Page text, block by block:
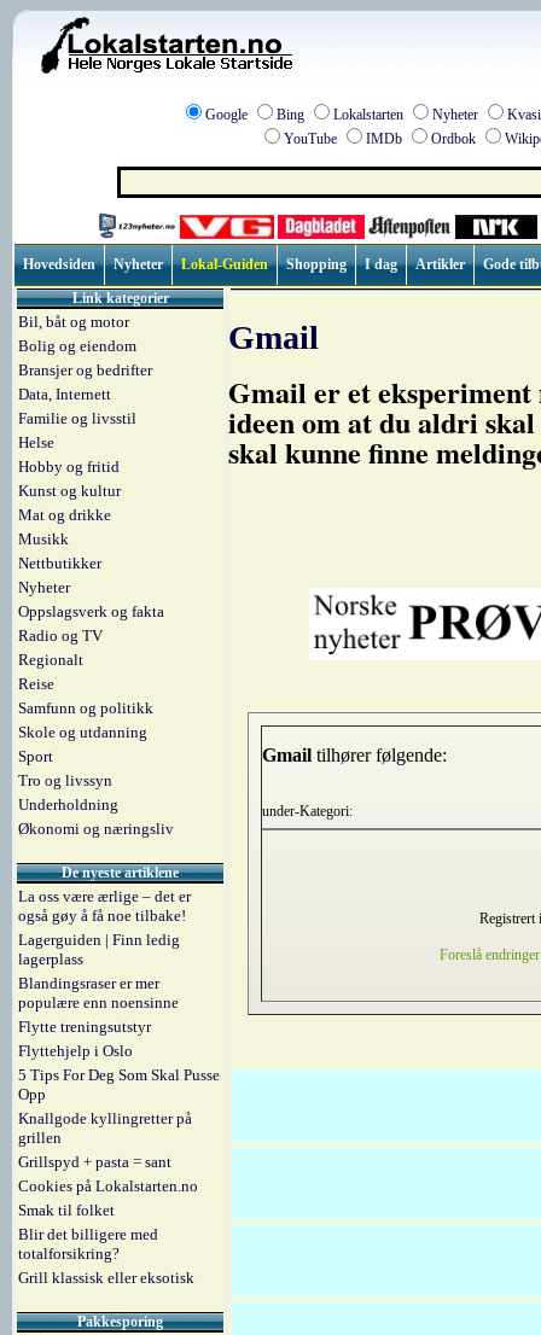
Google Bing Lokalstarten Nyheter
YouTube
IMDb Ordbok
Hovedsiden Nyheter Lokal-Guiden Shopping I dag Artikler
Gode
Link kategorier
Bil, båt og motor
Bolig og eiendom
Bransjer og bedrifter
Data, Internett
Familie og livsstil
Helse
Hobby og fritid
Kunst og kultur
Mat og drikke
Musikk
Nettbutikker
Nyheter
Oppslagsverk og fakta
Radio og TV
Regionalt
Reise
Samfunn og politikk
Skole og utdanning
Sport
Tro og livssyn
Underholdning
Økonomi og næringsliv
De nyeste artiklene
La oss være ærlige – det er
også gøy å få noe tilbake!
Lagerguiden | Finn ledig
lagerplass
Blandingsraser er mer
populære enn noensinne
Flytte treningsutstyr
Flyttehjelp i Oslo
5 Tips For Deg Som Skal Pusse
Opp
Knallgode kyllingretter på
grillen
Grillspyd + pasta = sant
Cookies på Lokalstarten.no
Smak til folket
Blir det billigere med
totalforsikring?
Grill klassisk eller eksotisk
Pakkesporing
Gmail
Gmail er et eksperiment
ideen om at du aldri
skal kunne finne
Gmailtilhører følgende:
under-Kategori:
Registrert
Foreslå